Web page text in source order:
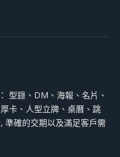
型錄、DM、海報、名片、
卡、人型立牌、桌曆、跳
準確的交期以及滿足客戶需